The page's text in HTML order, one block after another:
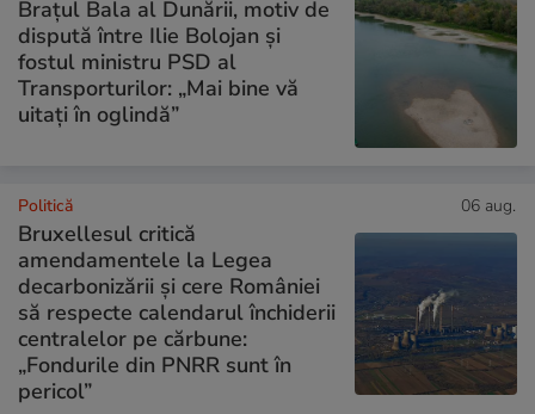
Brațul Bala al Dunării, motiv de
dispută între Ilie Bolojan și
fostul ministru PSD al
Transporturilor: „Mai bine vă
uitați în oglindă”
Politică 06 aug.
Bruxellesul critică
amendamentele la Legea
decarbonizării și cere României
să respecte calendarul închiderii
centralelor pe cărbune:
„Fondurile din PNRR sunt în
pericol”